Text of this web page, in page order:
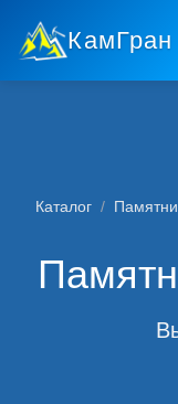
КамГран
Каталог /